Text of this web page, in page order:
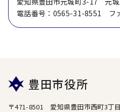
電話番号：0565-31-8551 フ
豊田市役所
〒471-8501 愛知県豊田市西町3丁